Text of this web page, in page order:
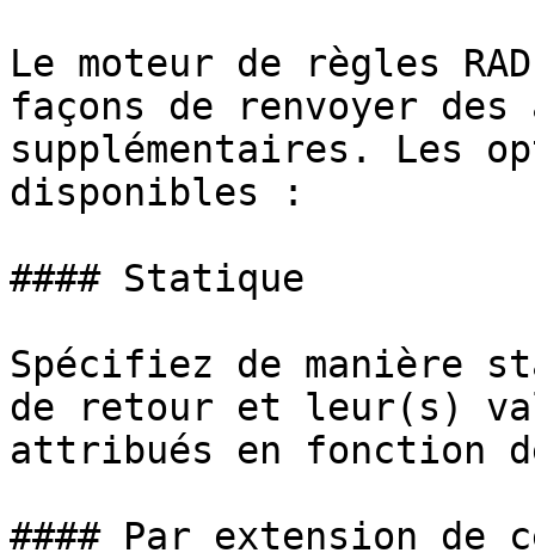
Le moteur de règles
façons de renvoyer des
supplémentaires. Les
disponibles :
#### Statique
Spécifiez de manière
de retour et leur(s)
attribués en fonction
#### Par extension